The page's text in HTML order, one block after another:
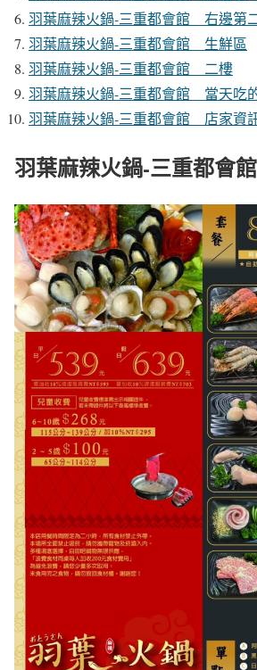
羽葉麻辣火鍋-三重都會館 右邊第
羽葉麻辣火鍋-三重都會館 生鮮區
羽葉麻辣火鍋-三重都會館 二樓
羽葉麻辣火鍋-三重都會館 當天吃
羽葉麻辣火鍋-三重都會館 店家資
羽葉麻辣火鍋-三重都會